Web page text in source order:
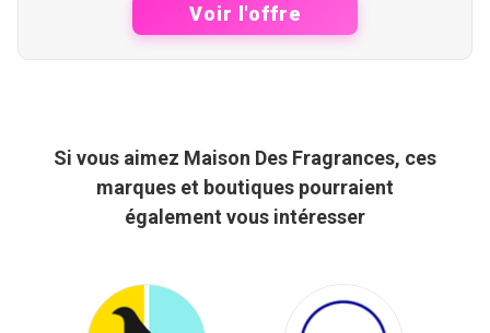
Voir l'offre
Si vous aimez Maison Des Fragrances, ces
marques et boutiques pourraient
également vous intéresser